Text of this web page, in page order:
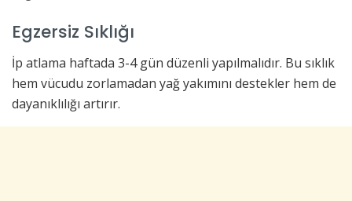
Egzersiz Sıklığı
İp atlama haftada 3-4 gün düzenli yapılmalıdır. Bu sıklık
hem vücudu zorlamadan yağ yakımını destekler hem de
dayanıklılığı artırır.